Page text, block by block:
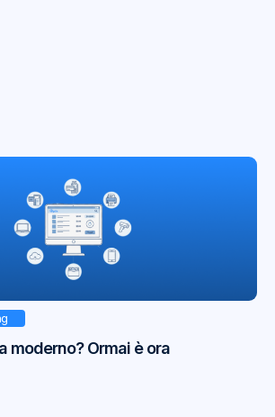
moderno? Ormai è ora